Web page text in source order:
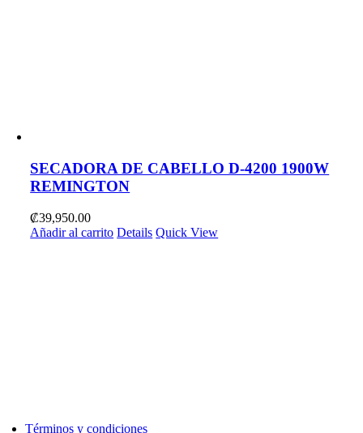
SECADORA DE CABELLO D-4200 1900W
REMINGTON
₡39,950.00
Añadir al carrito Details Quick View
Términos y condiciones